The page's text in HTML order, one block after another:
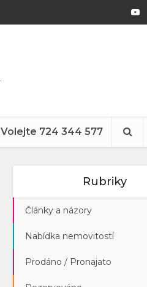
Volejte 724 344 577
Rubriky
Články a názory
Nabídka nemovitostí
Prodáno / Pronajato